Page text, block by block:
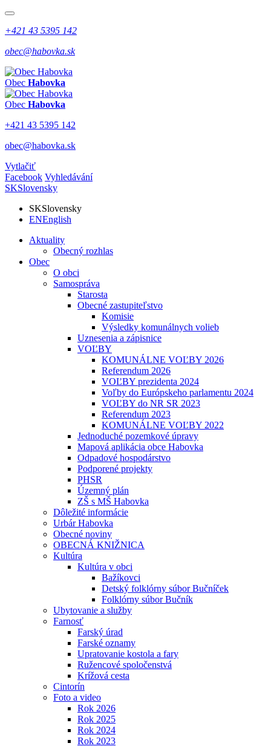
+421 43 5395 142
obec@habovka.sk
Obec Habovka
Obec Habovka
+421 43 5395 142
obec@habovka.sk
Vytlačiť
Facebook Vyhledávání
SKSlovensky
SKSlovensky
ENEnglish
Aktuality
Obecný rozhlas
Obec
O obci
Samospráva
Starosta
Obecné zastupiteľstvo
Komisie
Výsledky komunálnych volieb
Uznesenia a zápisnice
VOĽBY
KOMUNÁLNE VOĽBY 2026
Referendum 2026
VOĽBY prezidenta 2024
Voľby do Európskeho parlamentu 2024
VOĽBY do NR SR 2023
Referendum 2023
KOMUNÁLNE VOĽBY 2022
Jednoduché pozemkové úpravy
Mapová aplikácia obce Habovka
Odpadové hospodárstvo
Podporené projekty
PHSR
Územný plán
ZŠ s MŠ Habovka
Dôležité informácie
Urbár Habovka
Obecné noviny
OBECNÁ KNIŽNICA
Kultúra
Kultúra v obci
Bažíkovci
Detský folklórny súbor Bučníček
Folklórny súbor Bučník
Ubytovanie a služby
Farnosť
Farský úrad
Farské oznamy
Upratovanie kostola a fary
Ružencové spoločenstvá
Krížová cesta
Cintorín
Foto a video
Rok 2026
Rok 2025
Rok 2024
Rok 2023